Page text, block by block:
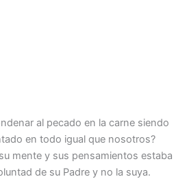
al pecado en la carne siendo
en todo igual que nosotros?
mente y sus pensamientos estaba
de su Padre y no la suya.